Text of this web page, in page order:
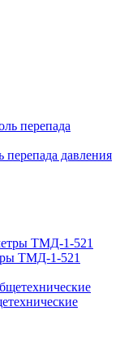
давления
ТМД-1-521